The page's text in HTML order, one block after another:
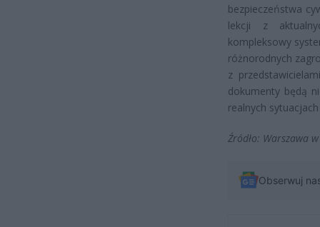
bezpieczeństwa
lekcji z
kompleksowy
różnorodnych
z
dokumenty będą
realnych
Źródło: Warszawa
Obserwuj